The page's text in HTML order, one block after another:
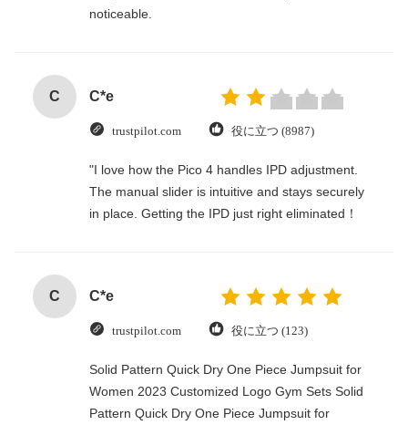
noticeable.
C C*e
trustpilot.com 役に立つ (8987)
"I love how the Pico 4 handles IPD adjustment.
The manual slider is intuitive and stays securely
in place. Getting the IPD just right eliminated！
C C*e
trustpilot.com 役に立つ (123)
Solid Pattern Quick Dry One Piece Jumpsuit for
Women 2023 Customized Logo Gym Sets Solid
Pattern Quick Dry One Piece Jumpsuit for